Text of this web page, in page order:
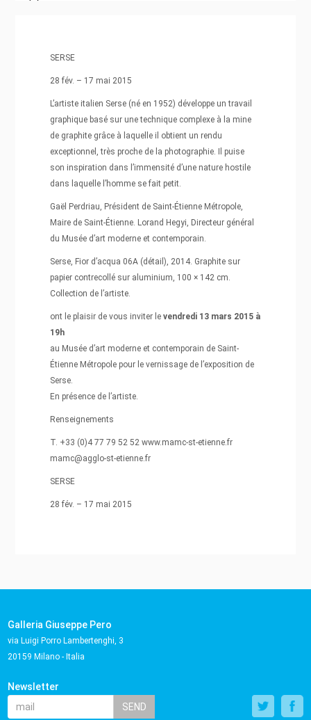
SERSE
28 fév. – 17 mai 2015
L’artiste italien Serse (né en 1952) développe un travail
graphique basé sur une technique complexe à la mine
de graphite grâce à laquelle il obtient un rendu
exceptionnel, très proche de la photographie. Il puise
son inspiration dans l’immensité d’une nature hostile
dans laquelle l’homme se fait petit.
Gaël Perdriau, Président de Saint-Étienne Métropole,
Maire de Saint-Étienne. Lorand Hegyi, Directeur général
du Musée d’art moderne et contemporain.
Serse, Fior d’acqua 06A (détail), 2014. Graphite sur
papier contrecollé sur aluminium, 100 × 142 cm.
Collection de l’artiste.
ont le plaisir de vous inviter le vendredi 13 mars 2015 à
19h
au Musée d’art moderne et contemporain de Saint-
Étienne Métropole pour le vernissage de l’exposition de
Serse.
En présence de l’artiste.
Renseignements
T. +33 (0)4 77 79 52 52 www.mamc-st-etienne.fr
mamc@agglo-st-etienne.fr
SERSE
28 fév. – 17 mai 2015
Galleria Giuseppe Pero
via Luigi Porro Lambertenghi, 3
20159 Milano - Italia
Newsletter
SEND